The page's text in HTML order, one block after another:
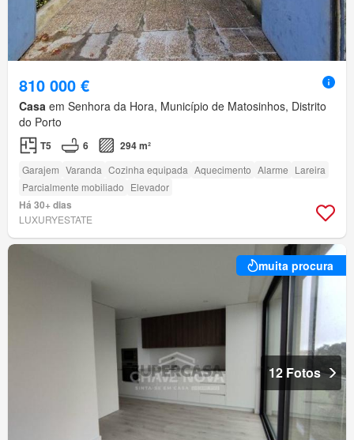
810 000 €
Casa em Senhora da Hora, Município de Matosinhos, Distrito
do Porto
T5 6 294 m²
Garajem Varanda Cozinha equipada Aquecimento Alarme Lareira
Parcialmente mobiliado Elevador
Há 30+ dias
LUXURYESTATE
muita procura
12 Fotos